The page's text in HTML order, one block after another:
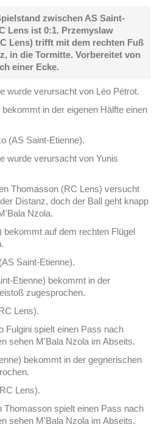
zwischen AS Saint-
Lens ist 0:1. Przemyslaw
Lens) trifft mit dem rechten Fuß
in die Tormitte. Vorbereitet von
einer Ecke.
wurde verursacht von Léo Pétrot.
in der eigenen Hälfte einen
(AS Saint-Etienne).
wurde verursacht von Yunis
Thomasson (RC Lens) versucht
Distanz, doch der Ball geht knapp
Nzola.
auf dem rechten Flügel
Saint-Etienne).
Etienne) bekommt in der
zugesprochen.
Lens).
Fulgini spielt einen Pass nach
sehen M'Bala Nzola im Abseits.
bekommt in der gegnerischen
Lens).
Thomasson spielt einen Pass nach
sehen M'Bala Nzola im Abseits.